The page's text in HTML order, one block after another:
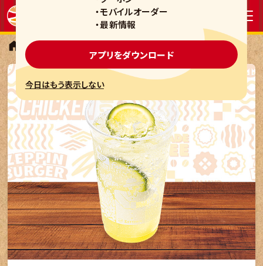
・モバイルオーダー
・最新情報
アプリをダウンロード
今日はもう表示しない
スイーツ・ドリンク